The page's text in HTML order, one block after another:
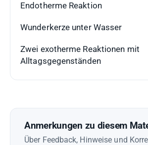
Endotherme Reaktion
Wunderkerze unter Wasser
Zwei exotherme Reaktionen mit
Alltagsgegenständen
Anmerkungen zu diesem
Über Feedback, Hinweise und